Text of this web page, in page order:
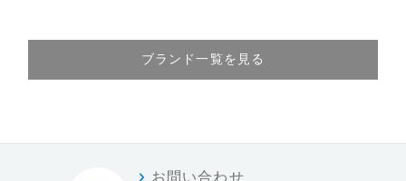
ブランド一覧を見る
お問い合わせ